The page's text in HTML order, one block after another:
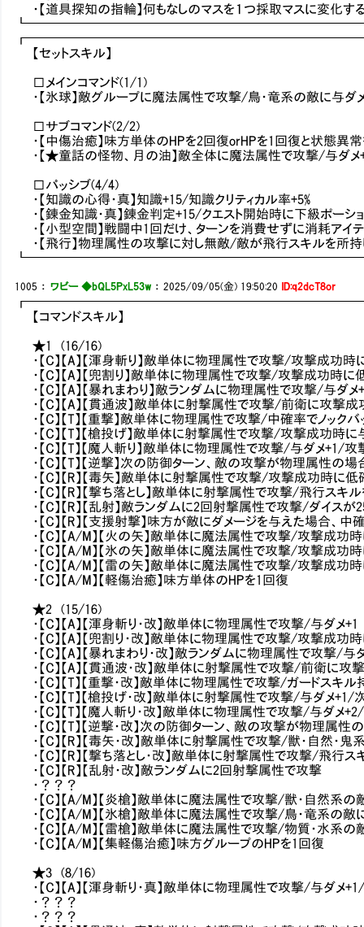
・【道具探知の指輪】何もなしのマスを１つ採取マスに変化す
【セットスキル】
□メインコマンド(1/1)
・【氷球】敵グループに魔法属性で攻撃/鳥・竜系の敵に与
□サブコマンド(2/2)
・【中傷治癒】味方単体のHPを2回復orHPを1回復と状態異
・【★童話の怪物、月の油】敵全体に魔法属性で攻撃/与ダ
□パッシブ(4/4)
・【知識の心得・真】知識+15/知識クリティカル率+5%
・【錬金知識・真】錬金判定+15/クエスト開始時に下級ポーシ
・【小型空間】戦闘中1回だけ、ターンを消費せずに消耗アイ
・【飛行】物理属性の攻撃に対し無敵/敵が飛行スキルを所
1005 ： ワビー ◆bQL5PxL53w ：2025/09/05(金) 19:50:20 ID:q2dcT8or
【コマンドスキル】
★1 (16/16)
・【C】【A】【渾身斬り】敵単体に物理属性で攻撃/攻撃成功時
・【C】【A】【兜割り】敵単体に物理属性で攻撃/攻撃成功時
・【C】【A】【暴れまわり】敵ランダムに物理属性で攻撃/与
・【C】【A】【貫通波】敵単体に射撃属性で攻撃/前衛に攻撃
・【C】【T】【重撃】敵単体に物理属性で攻撃/中確率でノックバ
・【C】【T】【槍投げ】敵単体に射撃属性で攻撃/攻撃成功時
・【C】【T】【魔人斬り】敵単体に物理属性で攻撃/与ダメ+1/
・【C】【T】【逆撃】次の防御ターン、敵の攻撃が物理属性の
・【C】【R】【毒矢】敵単体に射撃属性で攻撃/攻撃成功時に
・【C】【R】【撃ち落とし】敵単体に射撃属性で攻撃/飛行スキ
・【C】【R】【乱射】敵ランダムに2回射撃属性で攻撃/ダイス
・【C】【R】【支援射撃】味方が敵にダメージを与えた場合
・【C】【A/M】【火の矢】敵単体に魔法属性で攻撃/攻撃成
・【C】【A/M】【氷の矢】敵単体に魔法属性で攻撃/攻撃成
・【C】【A/M】【雷の矢】敵単体に魔法属性で攻撃/攻撃成
・【C】【A/M】【軽傷治癒】味方単体のHPを1回復
★2 (15/16)
・【C】【A】【渾身斬り・改】敵単体に物理属性で攻撃/与ダメ+1
・【C】【A】【兜割り・改】敵単体に物理属性で攻撃/攻撃成
・【C】【A】【暴れまわり・改】敵ランダムに物理属性で攻
・【C】【A】【貫通波・改】敵単体に射撃属性で攻撃/前衛に
・【C】【T】【重撃・改】敵単体に物理属性で攻撃/ガードスキ
・【C】【T】【槍投げ・改】敵単体に射撃属性で攻撃/与ダメ
・【C】【T】【魔人斬り・改】敵単体に物理属性で攻撃/与ダ
・【C】【T】【逆撃・改】次の防御ターン、敵の攻撃が物理属
・【C】【R】【毒矢・改】敵単体に射撃属性で攻撃/獣・自然
・【C】【R】【撃ち落とし・改】敵単体に射撃属性で攻撃/飛
・【C】【R】【乱射・改】敵ランダムに2回射撃属性で攻撃
・？？？
・【C】【A/M】【炎槍】敵単体に魔法属性で攻撃/獣・自然
・【C】【A/M】【氷槍】敵単体に魔法属性で攻撃/鳥・竜系
・【C】【A/M】【雷槍】敵単体に魔法属性で攻撃/物質・水
・【C】【A/M】【集軽傷治癒】味方グループのHPを1回復
★3 (8/16)
・【C】【A】【渾身斬り・真】敵単体に物理属性で攻撃/与ダメ
・？？？
・？？？